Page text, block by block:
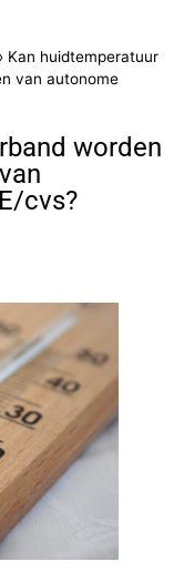
Kan huidtemperatuur
van autonome
worden
cvs?